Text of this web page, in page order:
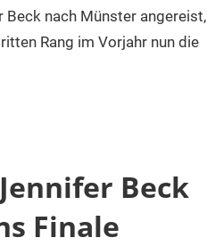
Beck nach Münster angereist,
Rang im Vorjahr nun die
Beck
Finale